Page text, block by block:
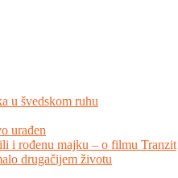
u švedskom ruhu
urađen
i rođenu majku – o filmu Tranzit
drugačijem životu